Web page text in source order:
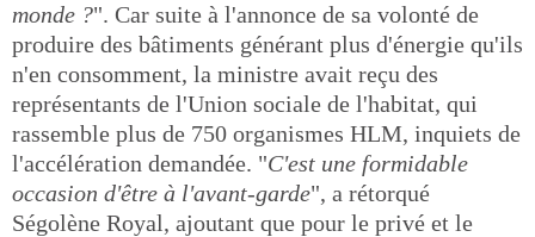
monde ?". Car suite à l'annonce de sa volonté de
produire des bâtiments générant plus d'énergie qu'ils
n'en consomment, la ministre avait reçu des
représentants de l'Union sociale de l'habitat, qui
rassemble plus de 750 organismes HLM, inquiets de
l'accélération demandée. "C'est une formidable
occasion d'être à l'avant-garde", a rétorqué
Ségolène Royal, ajoutant que pour le privé et le